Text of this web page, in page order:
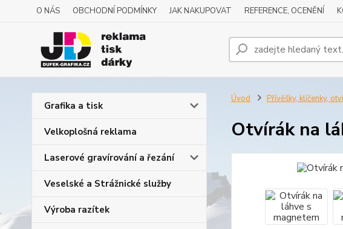
O NÁS OBCHODNÍ PODMÍNKY JAK NAKUPOVAT REFERENCE, OCENĚNÍ
Grafika a tisk
Velkoplošná reklama
Laserové gravírování a řezání
Veselské a Strážnické služby
Výroba razítek
Úvod Přívěšky, klíčenky,
Otvírák na